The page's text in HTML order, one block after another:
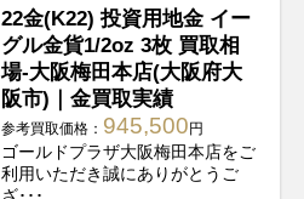
22金(K22) 投資用地金 イー
グル金貨1/2oz 3枚 買取相
場-大阪梅田本店(大阪府大
阪市)｜金買取実績
参考買取価格： 945,500 円
ゴールドプラザ大阪梅田本店をご
利用いただき誠にありがとうご